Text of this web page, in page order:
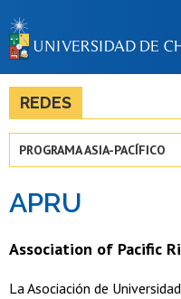
REDES
PROGRAMA ASIA-PACÍFICO
APRU
Association of Pacific
La Asociación de